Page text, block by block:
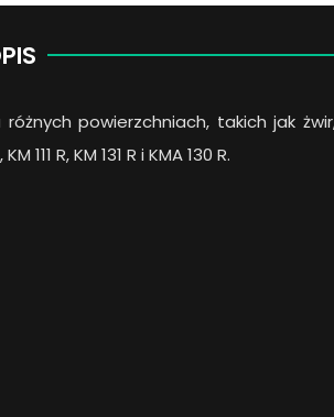
powierzchniach, takich jak
R, KM 131 R i KMA 130 R.